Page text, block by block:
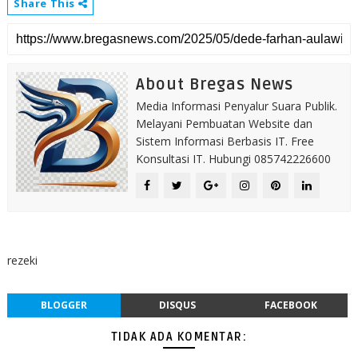
Share This
About Bregas News
Media Informasi Penyalur Suara Publik.
Melayani Pembuatan Website dan
Sistem Informasi Berbasis IT. Free
Konsultasi IT. Hubungi 085742226600
rezeki
BLOGGER DISQUS FACEBOOK
TIDAK ADA KOMENTAR: